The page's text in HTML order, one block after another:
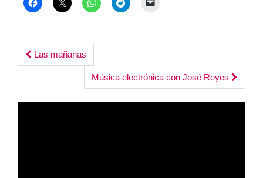
Post
navigation
Las mañanas
Música electrónica con José Reyes